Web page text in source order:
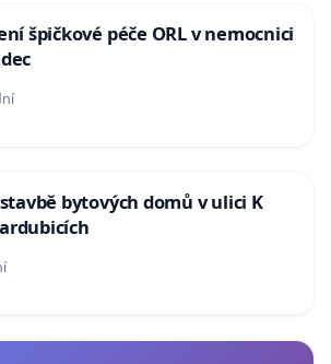
špičkové péče ORL v nemocnici
bytových domů v ulici K